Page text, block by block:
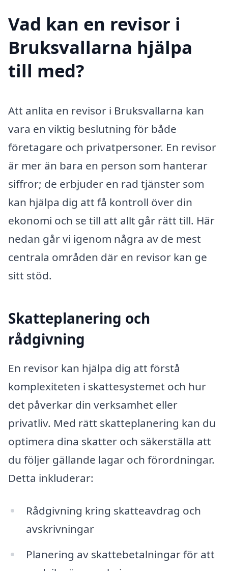
Vad kan en revisor i
Bruksvallarna hjälpa
till med?
Att anlita en revisor i Bruksvallarna kan
vara en viktig beslutning för både
företagare och privatpersoner. En revisor
är mer än bara en person som hanterar
siffror; de erbjuder en rad tjänster som
kan hjälpa dig att få kontroll över din
ekonomi och se till att allt går rätt till. Här
nedan går vi igenom några av de mest
centrala områden där en revisor kan ge
sitt stöd.
Skatteplanering och
rådgivning
En revisor kan hjälpa dig att förstå
komplexiteten i skattesystemet och hur
det påverkar din verksamhet eller
privatliv. Med rätt skatteplanering kan du
optimera dina skatter och säkerställa att
du följer gällande lagar och förordningar.
Detta inkluderar:
Rådgivning kring skatteavdrag och
avskrivningar
Planering av skattebetalningar för att